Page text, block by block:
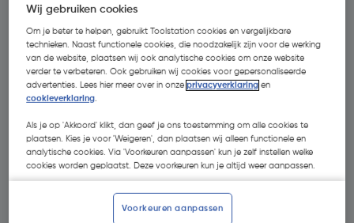
- 61 %
Wij gebruiken cookies
Om je beter te helpen, gebruikt Toolstation cookies en vergelijkbare
technieken. Naast functionele cookies, die noodzakelijk zijn voor de werking
van de website, plaatsen wij ook analytische cookies om onze website
verder te verbeteren. Ook gebruiken wij cookies voor gepersonaliseerde
advertenties. Lees hier meer over in onzeprivacyverklaring en
cookieverklaring.
Als je op 'Akkoord' klikt, dan geef je ons toestemming om alle cookies te
plaatsen. Kies je voor 'Weigeren', dan plaatsen wij alleen functionele en
analytische cookies. Via 'Voorkeuren aanpassen' kun je zelf instellen welke
cookies worden geplaatst. Deze voorkeuren kun je altijd weer aanpassen.
Voorkeuren aanpassen